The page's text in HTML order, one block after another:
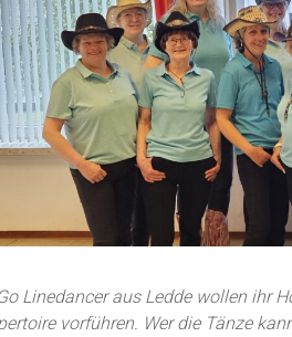
Go Linedancer aus Ledde wollen ihr
vorführen. Wer die Tänze